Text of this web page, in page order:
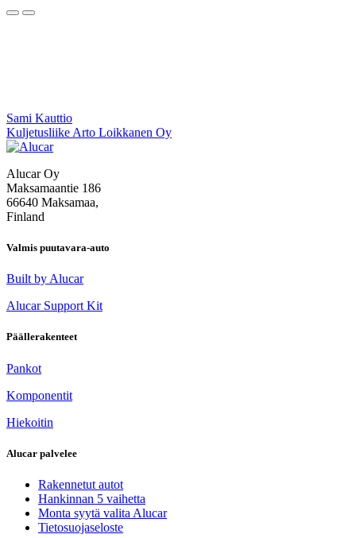
Artikkelien
selaus
Sami Kauttio
Kuljetusliike Arto Loikkanen Oy
Alucar Oy
Maksamaantie 186
66640 Maksamaa,
Finland
Valmis puutavara-auto
Built by Alucar
Alucar Support Kit
Päällerakenteet
Pankot
Komponentit
Hiekoitin
Alucar palvelee
Rakennetut autot
Hankinnan 5 vaihetta
Monta syytä valita Alucar
Tietosuojaseloste